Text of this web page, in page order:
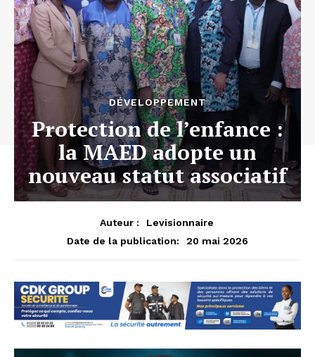
DÉVELOPPEMENT
Protection de l’enfance :
la MAED adopte un
nouveau statut associatif
Auteur :
Levisionnaire
Date de la publication:
20 mai 2026